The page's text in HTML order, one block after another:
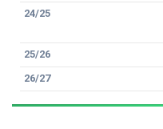
24/25
25/26
26/27